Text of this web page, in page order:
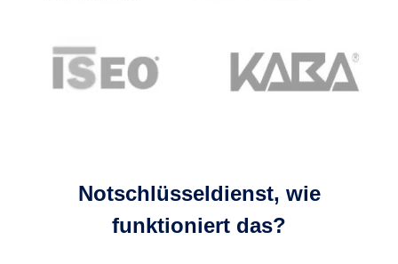
Notschlüsseldienst, wie
funktioniert das?